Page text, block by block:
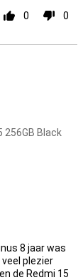
0 0
256GB Black
8 jaar was
plezier
de Redmi 15